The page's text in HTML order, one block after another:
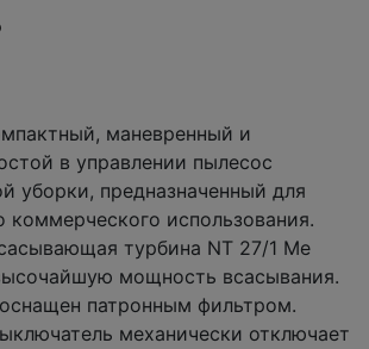
маневренный и
в управлении пылесос
уборки, предназначенный для
коммерческого использования.
турбина NT 27/1 Me
мощность всасывания.
патронным фильтром.
механически отключает